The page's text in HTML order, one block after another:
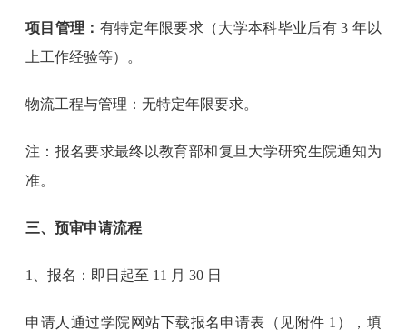
项目管理： 有特定年限要求（大学本科毕业后有 3 年以
上工作经验等）。
物流工程与管理：无特定年限要求。
注：报名要求最终以教育部和复旦大学研究生院通知为
准。
三、预审申请流程
1、报名：即日起至 11 月 30 日
申请人通过学院网站下载报名申请表（见附件 1），填